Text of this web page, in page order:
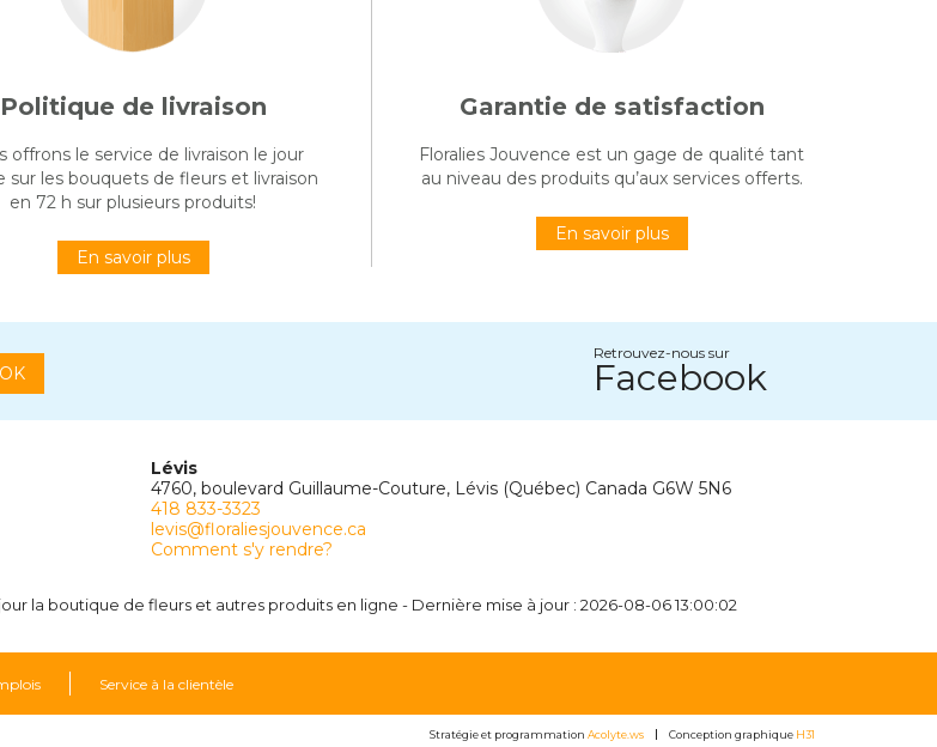
Politique de livraison
offrons le service de livraison le jour
sur les bouquets de fleurs et livraison
en 72 h sur plusieurs produits!
En savoir plus
Garantie de satisfaction
Floralies Jouvence est un gage de qualité tant
au niveau des produits qu’aux services offerts.
En savoir plus
OK
Retrouvez-nous sur
Facebook
Lévis
4760, boulevard Guillaume-Couture, Lévis (Québec) Canada G6W 5N6
418 833-3323
levis@floraliesjouvence.ca
Comment s'y rendre?
la boutique de fleurs et autres produits en ligne - Dernière mise à jour : 2026-08-06 13:00:02
Service à la clientèle
Stratégie et programmation Acolyte.ws Conception graphique H31